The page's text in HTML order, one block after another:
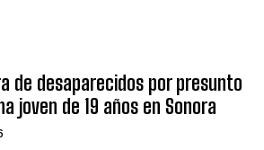
de desaparecidos por presunto
joven de 19 años en Sonora